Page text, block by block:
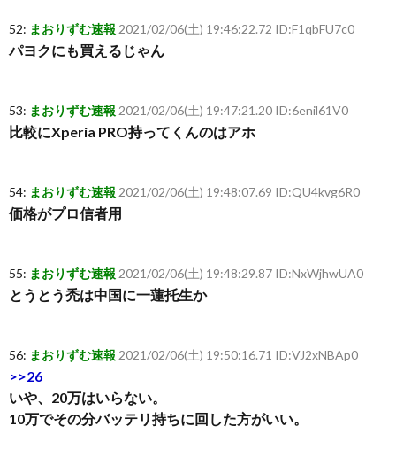
52: まおりずむ速報 2021/02/06(土) 19:46:22.72 ID:F1qbFU7c0
パヨクにも買えるじゃん
53: まおりずむ速報 2021/02/06(土) 19:47:21.20 ID:6enil61V0
比較にXperia PRO持ってくんのはアホ
54: まおりずむ速報 2021/02/06(土) 19:48:07.69 ID:QU4kvg6R0
価格がプロ信者用
55: まおりずむ速報 2021/02/06(土) 19:48:29.87 ID:NxWjhwUA0
とうとう禿は中国に一蓮托生か
56: まおりずむ速報 2021/02/06(土) 19:50:16.71 ID:VJ2xNBAp0
>>26
いや、20万はいらない。
10万でその分バッテリ持ちに回した方がいい。